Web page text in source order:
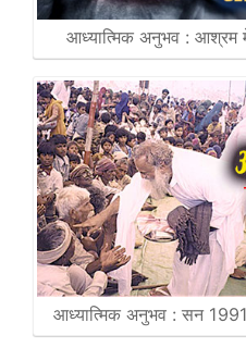
आध्यात्मिक अनुभव : आश्रम
आध्यात्मिक अनुभव : सन